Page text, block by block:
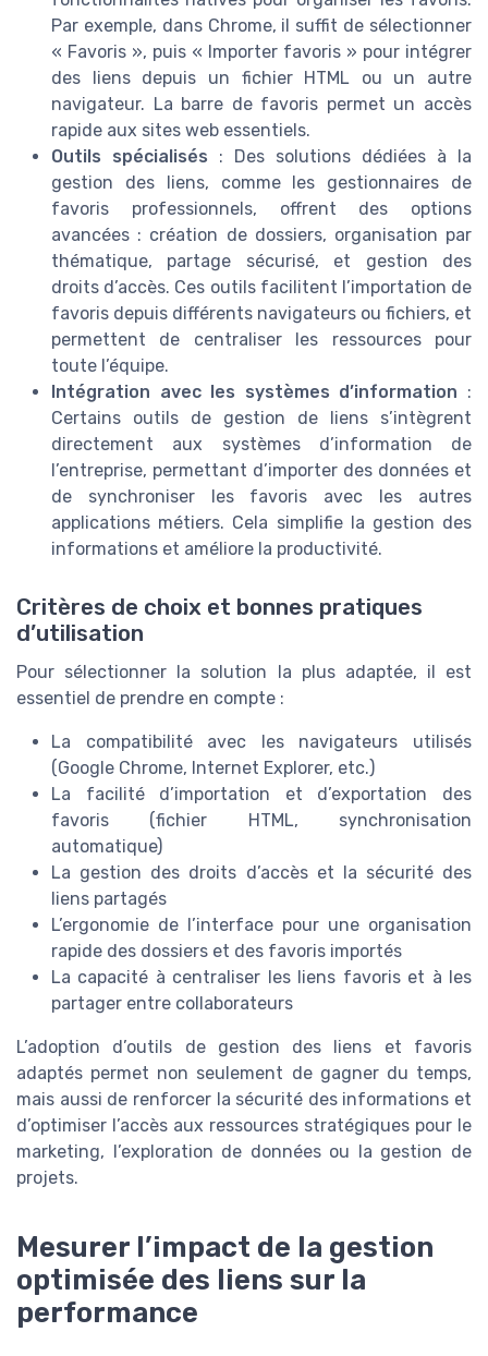
Par exemple, dans Chrome, il suffit de sélectionner
« Favoris », puis « Importer favoris » pour intégrer
des liens depuis un fichier HTML ou un autre
navigateur. La barre de favoris permet un accès
rapide aux sites web essentiels.
Outils spécialisés : Des solutions dédiées à la
gestion des liens, comme les gestionnaires de
favoris professionnels, offrent des options
avancées : création de dossiers, organisation par
thématique, partage sécurisé, et gestion des
droits d’accès. Ces outils facilitent l’importation de
favoris depuis différents navigateurs ou fichiers, et
permettent de centraliser les ressources pour
toute l’équipe.
Intégration avec les systèmes d’information :
Certains outils de gestion de liens s’intègrent
directement aux systèmes d’information de
l’entreprise, permettant d’importer des données et
de synchroniser les favoris avec les autres
applications métiers. Cela simplifie la gestion des
informations et améliore la productivité.
Critères de choix et bonnes pratiques
d’utilisation
Pour sélectionner la solution la plus adaptée, il est
essentiel de prendre en compte :
La compatibilité avec les navigateurs utilisés
(Google Chrome, Internet Explorer, etc.)
La facilité d’importation et d’exportation des
favoris (fichier HTML, synchronisation
automatique)
La gestion des droits d’accès et la sécurité des
liens partagés
L’ergonomie de l’interface pour une organisation
rapide des dossiers et des favoris importés
La capacité à centraliser les liens favoris et à les
partager entre collaborateurs
L’adoption d’outils de gestion des liens et favoris
adaptés permet non seulement de gagner du temps,
mais aussi de renforcer la sécurité des informations et
d’optimiser l’accès aux ressources stratégiques pour le
marketing, l’exploration de données ou la gestion de
projets.
Mesurer l’impact de la gestion
optimisée des liens sur la
performance